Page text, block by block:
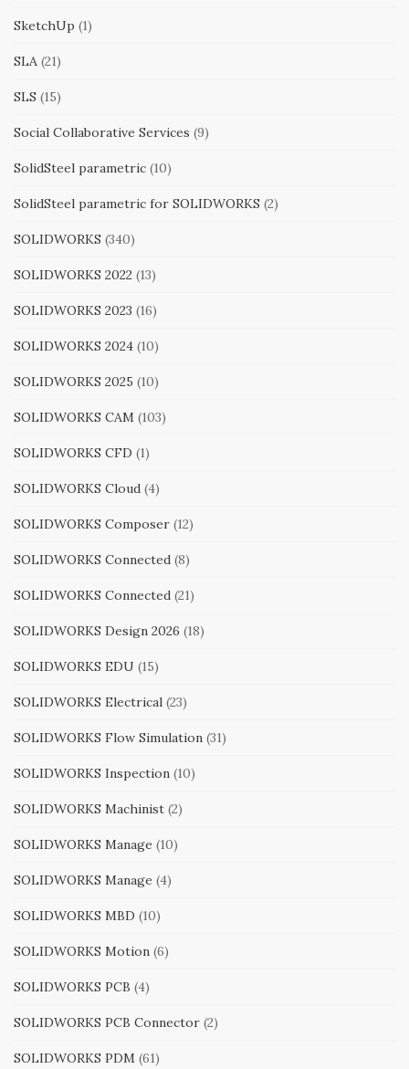
SketchUp (1)
SLA (21)
SLS (15)
Social Collaborative Services (9)
SolidSteel parametric (10)
SolidSteel parametric for SOLIDWORKS (2)
SOLIDWORKS (340)
SOLIDWORKS 2022 (13)
SOLIDWORKS 2023 (16)
SOLIDWORKS 2024 (10)
SOLIDWORKS 2025 (10)
SOLIDWORKS CAM (103)
SOLIDWORKS CFD (1)
SOLIDWORKS Cloud (4)
SOLIDWORKS Composer (12)
SOLIDWORKS Connected (8)
SOLIDWORKS Connected (21)
SOLIDWORKS Design 2026 (18)
SOLIDWORKS EDU (15)
SOLIDWORKS Electrical (23)
SOLIDWORKS Flow Simulation (31)
SOLIDWORKS Inspection (10)
SOLIDWORKS Machinist (2)
SOLIDWORKS Manage (10)
SOLIDWORKS Manage (4)
SOLIDWORKS MBD (10)
SOLIDWORKS Motion (6)
SOLIDWORKS PCB (4)
SOLIDWORKS PCB Connector (2)
SOLIDWORKS PDM (61)